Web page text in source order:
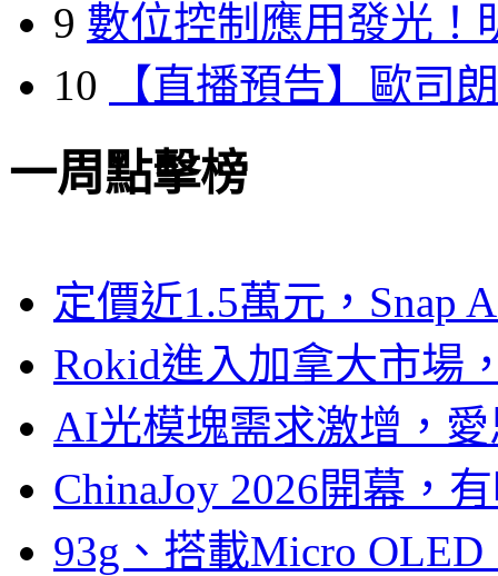
9 數位控制應用發光！
10
【直播預告】歐司
一周點擊榜
定價近1.5萬元，Snap
Rokid進入加拿大市場
AI光模塊需求激增，
ChinaJoy 2026開幕，
93g、搭載Micro